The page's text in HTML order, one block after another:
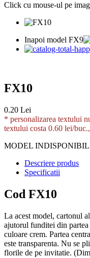
Click cu mouse-ul pe
Inapoi model FX9
FX10
0.20 Lei
* personalizarea textului
textului costa 0.60 lei/
MODEL INDISPONIBIL
Descriere produs
Specificatii
Cod FX10
La acest model, cartonul
ajutorul funditei din
culoare crem. Partea
este transparenta. Nu se
florile de pe invitatie.